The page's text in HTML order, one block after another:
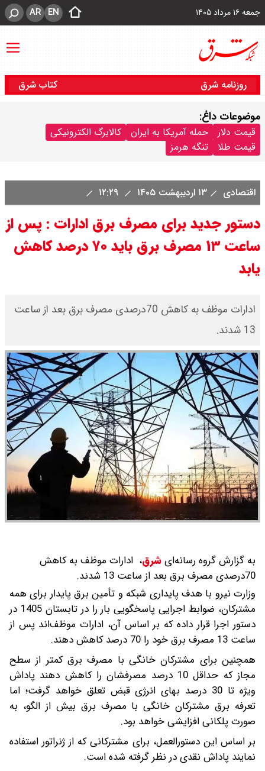
جمعه ۱۶ مرداد ۱۴۰۵ EN
AR
روزنامه شرق کتاب شرق
موضوعات داغ:
قیمت دلار حمله آمریکا به ایران
کالابرگ الکترونیکی
قیمت طلا
تنگه هرمز
اقتصادی ۱۳ اردیبهشت ۱۴۰۵
دستور جدید برای مصرف برق ادارات : پس از
ساعت ۱۳ مصرف برق باید ۷۰ درصد کاهش
یابد
ادارات موظف به کاهش 70درصدی مصرف برق بعد از ساعت
13 شدند.
به گزارش گروه رسانه‌ایشرق، ادارات موظف به کاهش
70درصدی مصرف برق بعد از ساعت 13 شدند.
وزارت نیرو با هدف پایداری شبکه و تأمین برق پایدار برای همه
مشترکان، ضوابط اجرایی پاسخگویی بار را در تابستان 1405 در
دستور اجرا قرار داده که بر اساس آن، ادارات موظف‌اند پس از
ساعت 13 مصرف برق خود را 70 درصد کاهش دهند.
همچنین برای مشترکان خانگی با مصرف برق کمتر از سطح
مجاز که حداقل 10 درصد مصرفشان را کاهش دهند پاداش
ویژه تا 30 درصد بهای انرژی قبض تعلق خواهد گرفت؛ اما
تعرفه برق مشترکان خانگی با مصرف برق بیش از الگو، به
صورت پلکانی افزایشی خواهد بود.
بر اساس این دستورالعمل، برای مشترکانی که از ژنراتور استفاده
نمایند پاداش نقدی در نظر گرفته شده است.